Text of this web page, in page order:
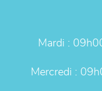
Mardi :
Mercredi :